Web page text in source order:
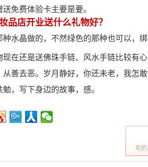
免费体验卡主要是要。
品店开业送什么礼物好？
种水晶做的，不然绿色的那种也可以，
现在还是送佛珠手链、风水手链比较有
从善去恶。岁月静好，你还未老，我怎
，写下身边的故事，感。
写的